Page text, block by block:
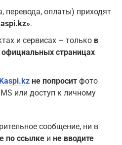
перевода, оплаты) приходят
.
и сервисах – только в
официальных страницах
Kaspi.kz не попросит фото
или доступ к личному
сообщение, ни в
по ссылке и не вводите